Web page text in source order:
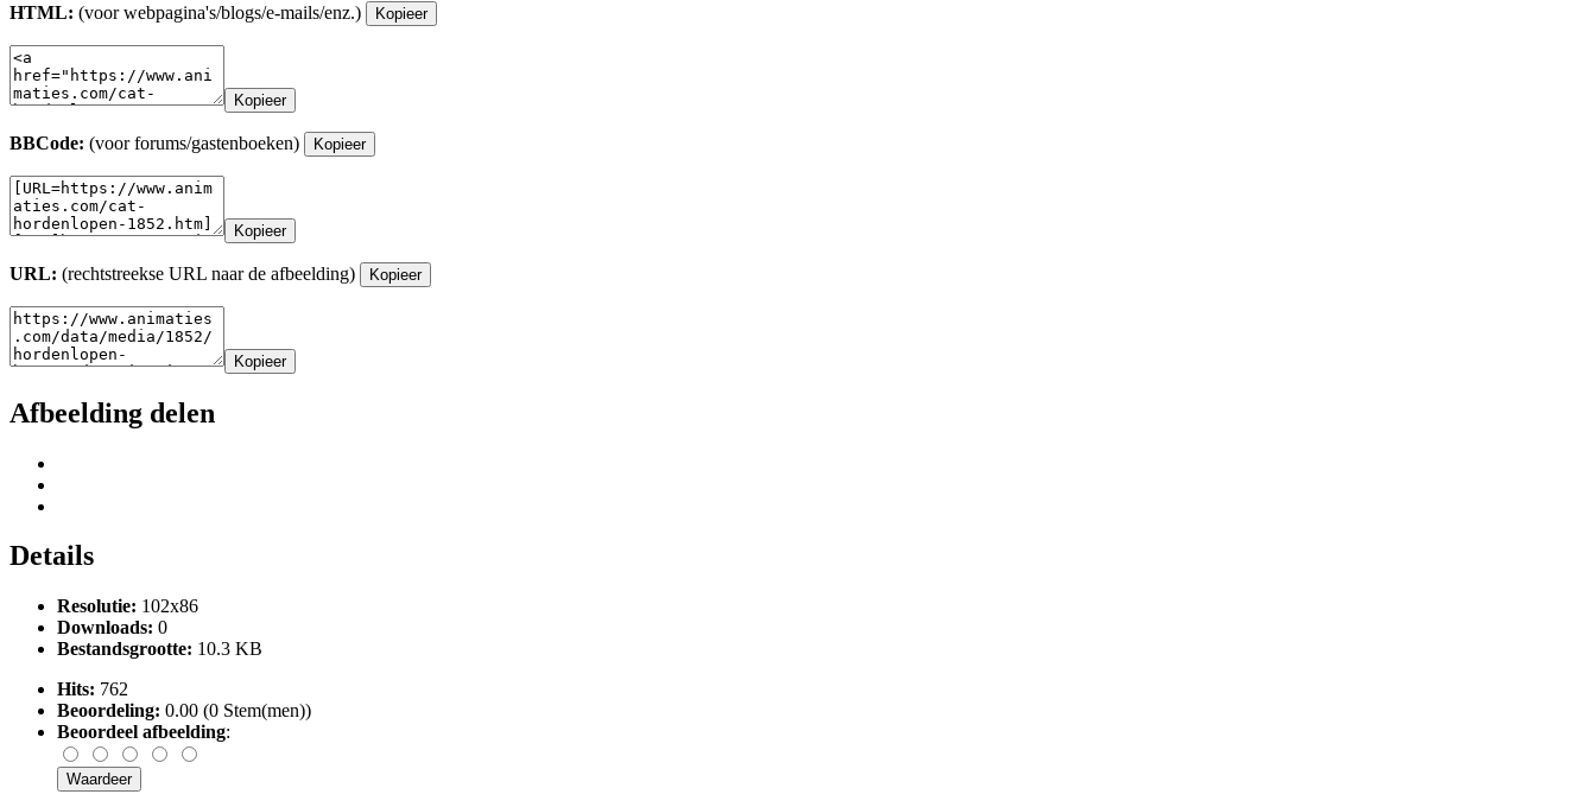
HTML: (voor webpagina's/blogs/e-mails/enz.) Kopieer
Kopieer
BBCode: (voor forums/gastenboeken) Kopieer
Kopieer
URL: (rechtstreekse URL naar de afbeelding) Kopieer
Kopieer
Afbeelding delen
Details
Resolutie: 102x86
Downloads: 0
Bestandsgrootte: 10.3 KB
Hits: 762
Beoordeling: 0.00 (0 Stem(men))
Beoordeel afbeelding: